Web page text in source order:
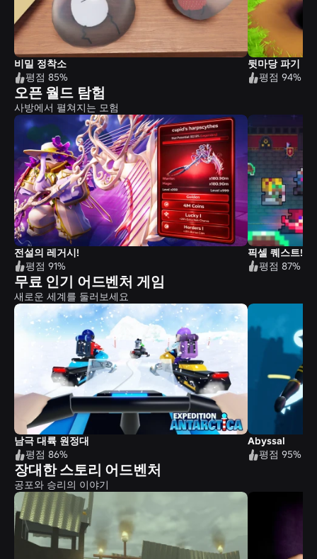
비밀 정착소
평점 85%
뒷마당 파기
평점 94%
오픈 월드 탐험
사방에서 펼쳐지는 모험
전설의 레거시!
평점 91%
픽셀 퀘스트!
평점 87%
무료 인기 어드벤처 게임
새로운 세계를 둘러보세요
남극 대륙 원정대
평점 86%
Abyssal
평점 95%
장대한 스토리 어드벤처
공포와 승리의 이야기